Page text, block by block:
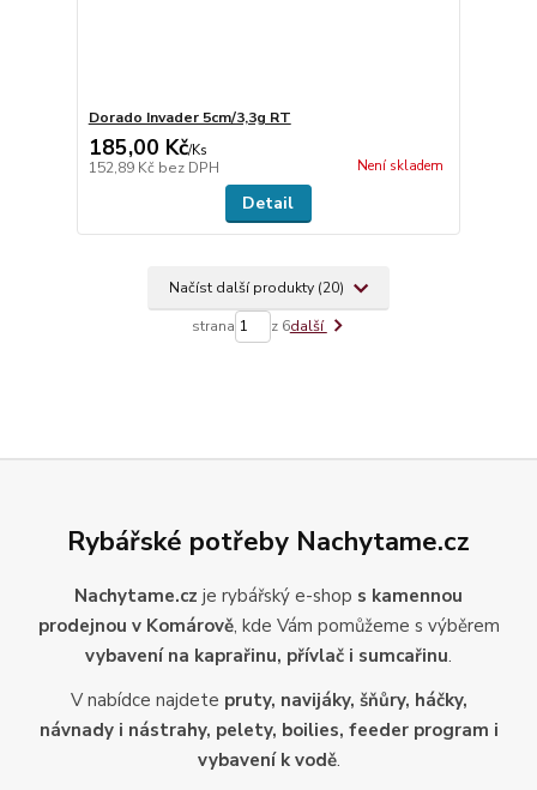
Dorado Invader 5cm/3,3g RT
185,00 Kč/Ks
152,89 Kč bez DPH Není skladem
Detail
Načíst další produkty (20)
strana z 6další
Rybářské potřeby Nachytame.cz
Nachytame.cz je rybářský e-shop s kamennou
prodejnou v Komárově, kde Vám pomůžeme s výběrem
vybavení na kaprařinu, přívlač i sumcařinu.
V nabídce najdete pruty, navijáky, šňůry, háčky,
návnady i nástrahy, pelety, boilies, feeder program i
vybavení k vodě.